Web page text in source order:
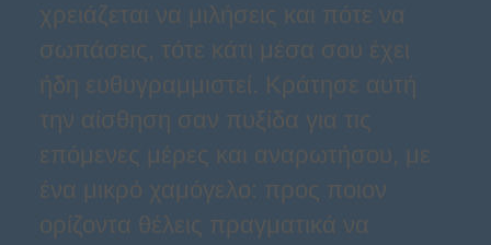
χρειάζεται να μιλήσεις και πότε να
σωπάσεις, τότε κάτι μέσα σου έχει
ήδη ευθυγραμμιστεί. Κράτησε αυτή
την αίσθηση σαν πυξίδα για τις
επόμενες μέρες και αναρωτήσου, με
ένα μικρό χαμόγελο: προς ποιον
ορίζοντα θέλεις πραγματικά να